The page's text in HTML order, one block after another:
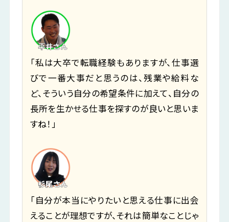
「私は大卒で転職経験もありますが、仕事選
びで一番大事だと思うのは、残業や給料な
ど、そういう自分の希望条件に加えて、自分の
長所を生かせる仕事を探すのが良いと思いま
すね！」
「自分が本当にやりたいと思える仕事に出会
えることが理想ですが、それは簡単なことじゃ